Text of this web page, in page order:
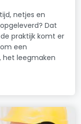
netjes en
Dat
praktijk komt er
een
het leegmaken